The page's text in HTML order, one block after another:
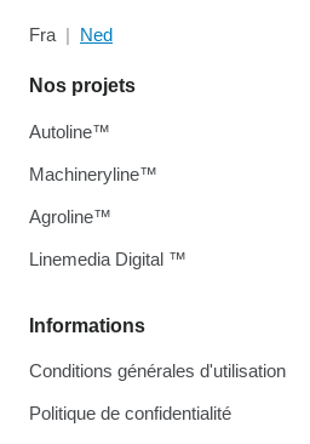
Fra Ned
Informations
Conditions générales d'utilisation
Politique de confidentialité
Nos projets
Autoline™
Machineryline™
Agroline™
Linemedia Digital ™